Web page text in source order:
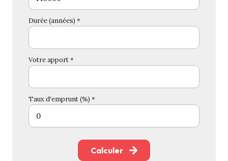
Durée (années) *
Votre apport *
Taux d'emprunt (%) *
Calculer